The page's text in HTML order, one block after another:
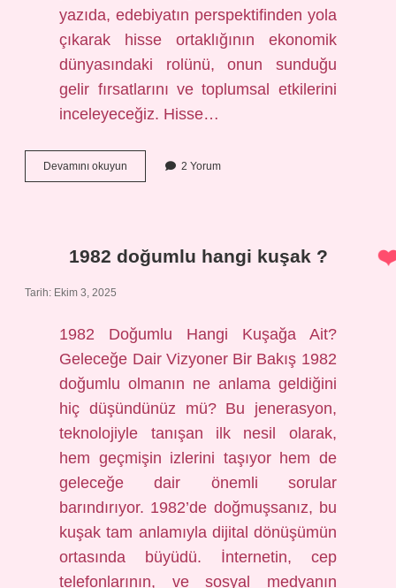
yazıda, edebiyatın perspektifinden yola
çıkarak hisse ortaklığının ekonomik
dünyasındaki rolünü, onun sunduğu
gelir fırsatlarını ve toplumsal etkilerini
inceleyeceğiz. Hisse…
Devamını okuyun
ortaklığı
2 Yorum
1982 doğumlu hangi kuşak ?
Tarih: Ekim 3, 2025
1982 Doğumlu Hangi Kuşağa Ait?
Geleceğe Dair Vizyoner Bir Bakış 1982
doğumlu olmanın ne anlama geldiğini
hiç düşündünüz mü? Bu jenerasyon,
teknolojiyle tanışan ilk nesil olarak,
hem geçmişin izlerini taşıyor hem de
geleceğe dair önemli sorular
barındırıyor. 1982’de doğmuşsanız, bu
kuşak tam anlamıyla dijital dönüşümün
ortasında büyüdü. İnternetin, cep
telefonlarının, ve sosyal medyanın